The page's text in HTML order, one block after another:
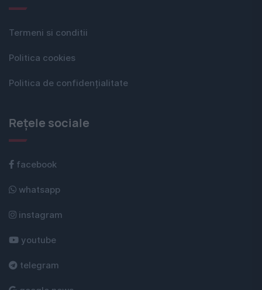
Termeni si conditii
Politica cookies
Politica de confidențialitate
Rețele sociale
facebook
whatsapp
instagram
youtube
telegram